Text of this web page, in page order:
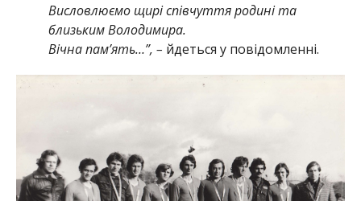
Висловлюємо щирі співчуття родині та
близьким Володимира.
Вічна пам’ять…”, – йдеться у повідомленні.